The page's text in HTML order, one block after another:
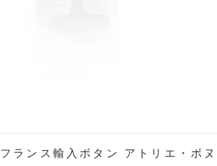
フランス輸入ボタン アトリエ・ボ